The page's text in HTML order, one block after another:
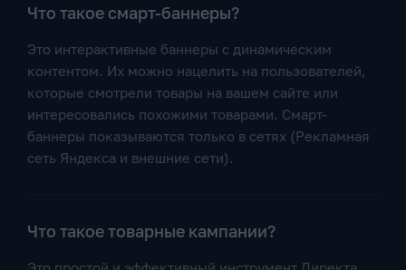
Что такое смарт-баннеры?
Это интерактивные баннеры с динамическим
контентом. Их можно нацелить на пользователей,
которые смотрели товары на вашем сайте или
интересовались похожими товарами. Смарт-
баннеры показываются только в сетях (Рекламная
сеть Яндекса и внешние сети).
Что такое товарные кампании?